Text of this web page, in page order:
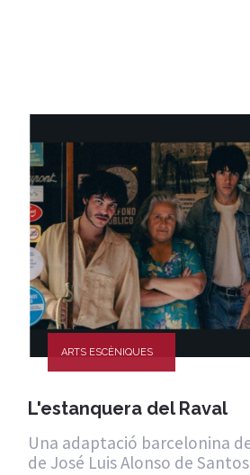
ARTS ESCÈNIQUES
L'estanquera del Raval
Una adaptació barcelonina
de José Luis Alonso de